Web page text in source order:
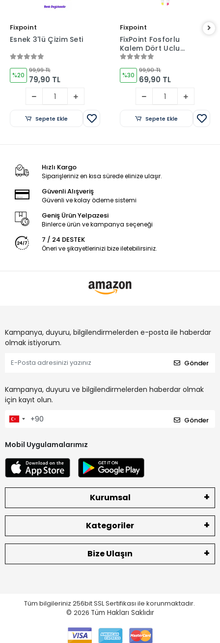
Fixpoint
Esnek 3'lü Çizim Seti
%20
99,99 TL
79,90 TL
Sepete Ekle
Fixpoint
FixPoint Fosforlu
Kalem Dört Uçlu
Kalem P-2892
%30
99,90 TL
69,90 TL
Sepete Ekle
Hızlı Kargo
Siparişleriniz en kısa sürede elinize ulaşır.
Güvenli Alışveriş
Güvenli ve kolay ödeme sistemi
Geniş Ürün Yelpazesi
Binlerce ürün ve kampanya seçeneği
7 / 24 DESTEK
Öneri ve şikayetlerinizi bize iletebilirsiniz.
Kampanya, duyuru, bilgilendirmelerden e-posta ile haberdar
olmak istiyorum.
Gönder
Kampanya, duyuru ve bilgilendirmelerden haberdar olmak
için kayıt olun.
Gönder
Mobil Uygulamalarımız
Kurumsal
Kategoriler
Bize Ulaşın
Tüm bilgileriniz 256bit SSL Sertifikası ile korunmaktadır.
© 2026 Tüm Hakları Saklıdır